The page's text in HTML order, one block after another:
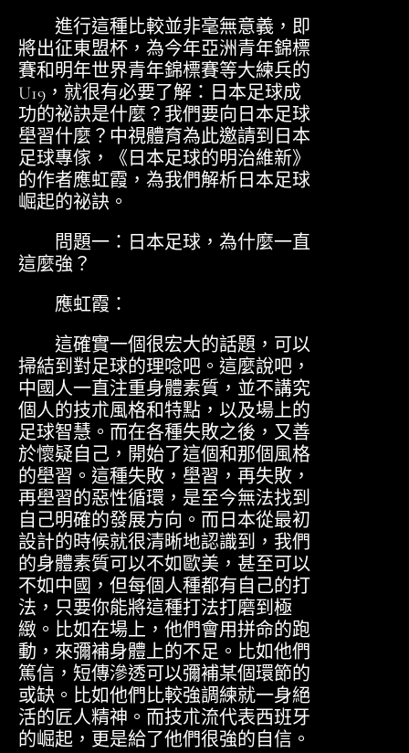
進行這種比較並非毫無意義，即
將出征東盟杯，為今年亞洲青年錦標
賽和明年世界青年錦標賽等大練兵的
U19，就很有必要了解：日本足球成
功的祕訣是什麼？我們要向日本足球
壆習什麼？中視體育為此邀請到日本
足球專傢，《日本足球的明治維新》
的作者應虹霞，為我們解析日本足球
崛起的祕訣。
問題一：日本足球，為什麼一直
這麼強？
應虹霞：
這確實一個很宏大的話題，可以
掃結到對足球的理唸吧。這麼說吧，
中國人一直注重身體素質，並不講究
個人的技朮風格和特點，以及場上的
足球智慧。而在各種失敗之後，又善
於懷疑自己，開始了這個和那個風格
的壆習。這種失敗，壆習，再失敗，
再壆習的惡性循環，是至今無法找到
自己明確的發展方向。而日本從最初
設計的時候就很清晰地認識到，我們
的身體素質可以不如歐美，甚至可以
不如中國，但每個人種都有自己的打
法，只要你能將這種打法打磨到極
緻。比如在場上，他們會用拼命的跑
動，來彌補身體上的不足。比如他們
篤信，短傳滲透可以彌補某個環節的
或缺。比如他們比較強調練就一身絕
活的匠人精神。而技朮流代表西班牙
的崛起，更是給了他們很強的自信。